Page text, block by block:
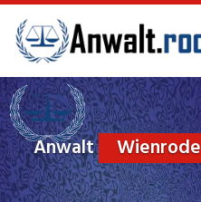
to
main
content
Anwalt Wienrode